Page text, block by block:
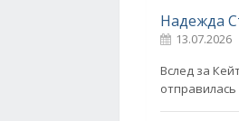
Надежда
13.07.2026
Вслед за